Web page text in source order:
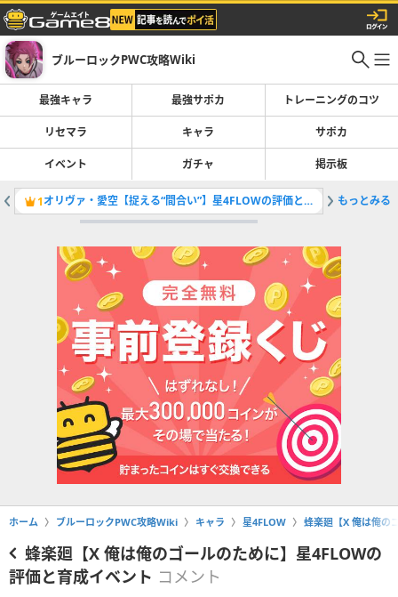
ブルーロックPWC攻略Wiki
最強キャラ 最強サポカ トレーニングのコツ
リセマラ キャラ サポカ
イベント ガチャ 掲示板
1 オリヴァ・愛空【捉える“間合い”】星4FLOWの評価と育成イベント 2おれの
もっとみる
ホーム ブルーロックPWC攻略Wiki キャラ 星4FLOW 蜂楽廻【X 俺は俺の
蜂楽廻【X 俺は俺のゴールのために】星4FLOWの
評価と育成イベント コメント